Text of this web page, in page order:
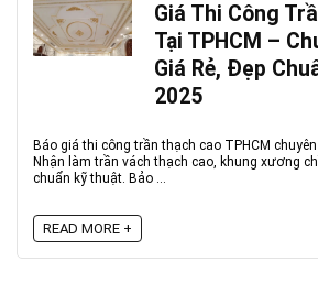
Giá Thi Công
Tại TPHCM –
Giá Rẻ, Đẹp
2025
Báo giá thi công trần thạch cao TPHCM
Nhận làm trần vách thạch cao, khung xương
chuẩn kỹ thuật. Bảo ...
READ MORE +